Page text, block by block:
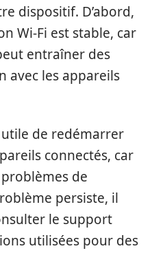
dispositif. D’abord,
Wi-Fi est stable, car
entraîner des
avec les appareils
de redémarrer
connectés, car
de
persiste, il
le support
utilisées pour des